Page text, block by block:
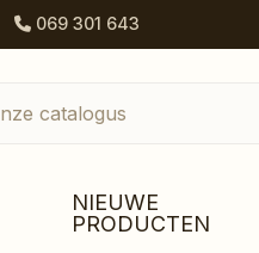
069 301 643
NIEUWE
PRODUCTEN